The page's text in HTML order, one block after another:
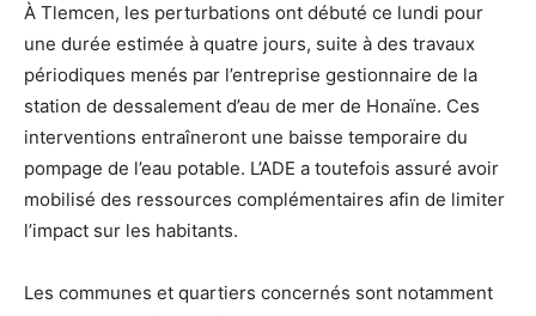
À Tlemcen, les perturbations ont débuté ce lundi pour
une durée estimée à quatre jours, suite à des travaux
périodiques menés par l’entreprise gestionnaire de la
station de dessalement d’eau de mer de Honaïne. Ces
interventions entraîneront une baisse temporaire du
pompage de l’eau potable. L’ADE a toutefois assuré avoir
mobilisé des ressources complémentaires afin de limiter
l’impact sur les habitants.
Les communes et quartiers concernés sont notamment